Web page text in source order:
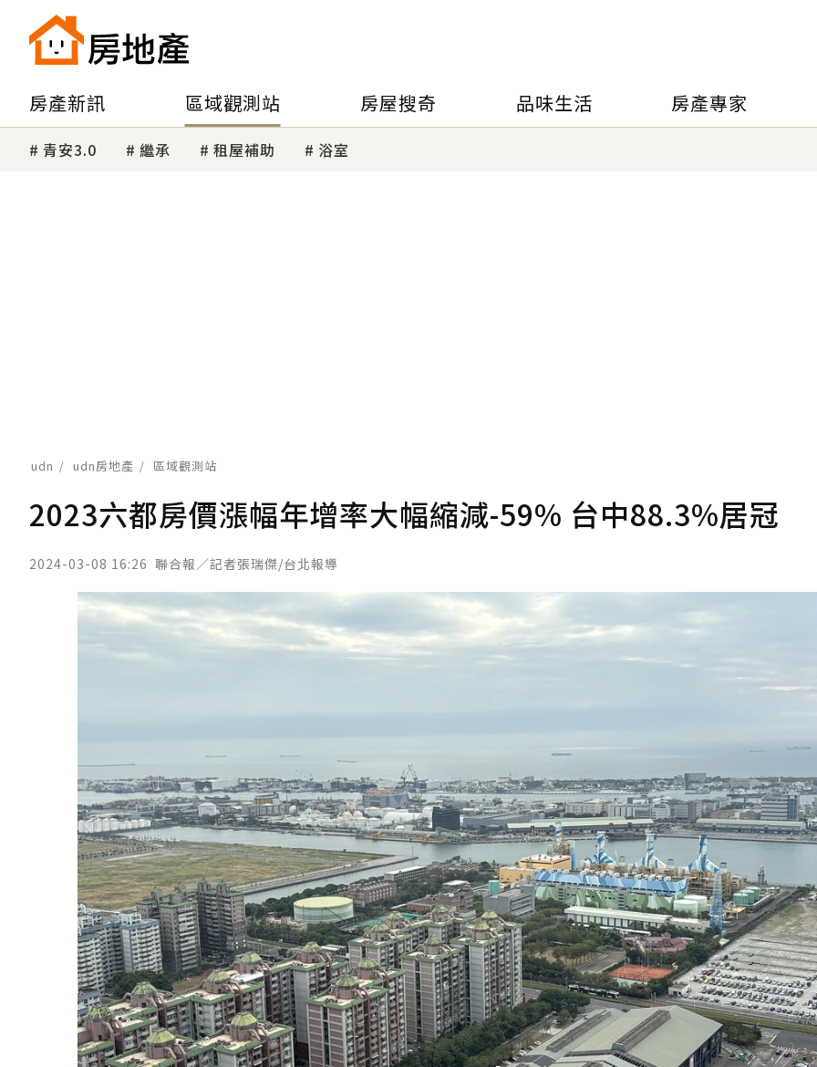
房產新訊 區域觀測站 房屋搜奇 品味生活 房產專家
青安3.0 繼承 租屋補助 浴室
udn udn房地產 區域觀測站
2023六都房價漲幅年增率大幅縮減-59% 台中88.3%居冠
2024-03-08 16:26 聯合報／記者張瑞傑/台北報導